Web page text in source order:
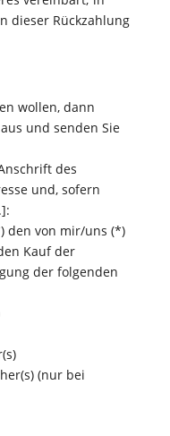
dieser Rückzahlung
wollen, dann
und senden Sie
des
und, sofern
den von mir/uns (*)
Kauf der
der folgenden
(nur bei